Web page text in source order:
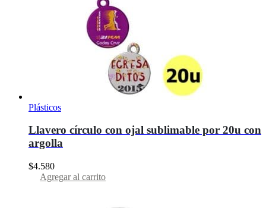
Plásticos
Llavero círculo con ojal sublimable por 20u con
argolla
$4.580
Agregar al carrito